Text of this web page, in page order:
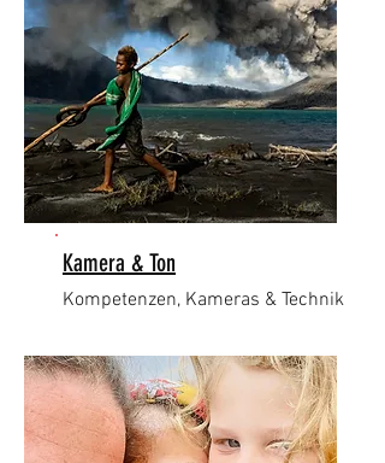
Kamera & Ton
Kompetenzen, Kameras & Technik